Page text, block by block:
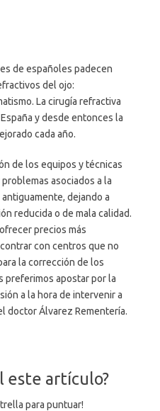
de españoles padecen
del ojo:
La cirugía refractiva
y desde entonces la
cada año.
de los equipos y técnicas
asociados a la
dejando a
reducida o de mala calidad.
precios más
con centros que no
la corrección de los
preferimos apostar por la
a la hora de intervenir a
doctor Álvarez Rementería.
este artículo?
para puntuar!